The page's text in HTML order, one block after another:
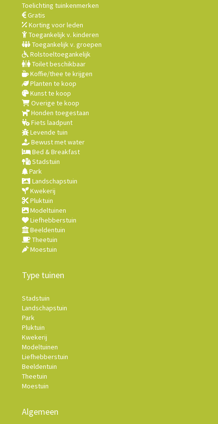
Toelichting tuinkenmerken
Gratis
Korting voor leden
Toegankelijk v. kinderen
Toegankelijk v. groepen
Rolstoeltoegankelijk
Toilet beschikbaar
Koffie/thee te krijgen
Planten te koop
Kunst te koop
Overige te koop
Honden toegestaan
Fiets laadpunt
Levende tuin
Bewust met water
Bed & Breakfast
Stadstuin
Park
Landschapstuin
Kwekerij
Pluktuin
Modeltuinen
Liefhebberstuin
Beeldentuin
Theetuin
Moestuin
Type tuinen
Stadstuin
Landschapstuin
Park
Pluktuin
Kwekerij
Modeltuinen
Liefhebberstuin
Beeldentuin
Theetuin
Moestuin
Algemeen